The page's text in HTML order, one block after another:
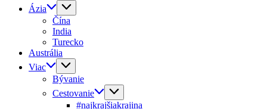
Ázia
Čína
India
Turecko
Austrália
Viac
Bývanie
Cestovanie
#najkrajšiakrajina